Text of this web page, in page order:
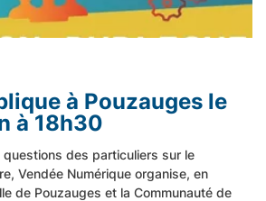
à Pouzauges le
à 18h30
des particuliers sur le
Vendée Numérique organise, en
de Pouzauges et la Communauté de